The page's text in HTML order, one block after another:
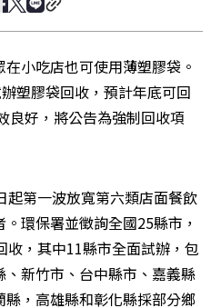
小吃店也可使用薄塑膠袋。
塑膠袋回收，預計年底可回
良好，將公告為強制回收項
起第一波放寬第六類店面餐飲
環保署並徵詢全國25縣市，
收，其中11縣市全面試辦，包
新竹市、台中縣市、嘉義縣
，高雄縣和彰化縣採部分鄉